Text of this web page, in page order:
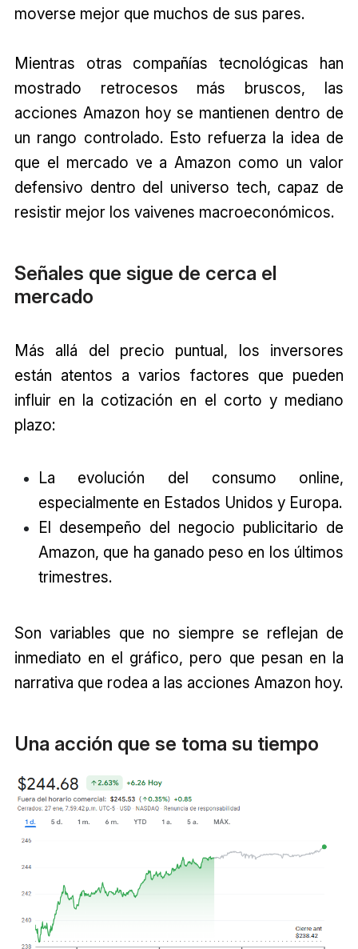
moverse mejor que muchos de sus pares.
Mientras otras compañías tecnológicas han
mostrado retrocesos más bruscos, las
acciones Amazon hoy se mantienen dentro de
un rango controlado. Esto refuerza la idea de
que el mercado ve a Amazon como un valor
defensivo dentro del universo tech, capaz de
resistir mejor los vaivenes macroeconómicos.
Señales que sigue de cerca el
mercado
Más allá del precio puntual, los inversores
están atentos a varios factores que pueden
influir en la cotización en el corto y mediano
plazo:
La evolución del consumo online,
especialmente en Estados Unidos y Europa.
El desempeño del negocio publicitario de
Amazon, que ha ganado peso en los últimos
trimestres.
Son variables que no siempre se reflejan de
inmediato en el gráfico, pero que pesan en la
narrativa que rodea a las acciones Amazon hoy.
Una acción que se toma su tiempo